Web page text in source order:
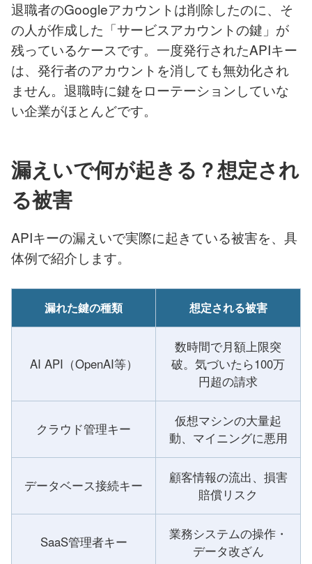
退職者のGoogleアカウントは削除したのに、そ
の人が作成した「サービスアカウントの鍵」が
残っているケースです。一度発行されたAPIキー
は、発行者のアカウントを消しても無効化され
ません。退職時に鍵をローテーションしていな
い企業がほとんどです。
漏えいで何が起きる？想定され
る被害
APIキーの漏えいで実際に起きている被害を、具
体例で紹介します。
漏れた鍵の種類 想定される被害
AI API（OpenAI等）
数時間で月額上限突
破。気づいたら100万
円超の請求
クラウド管理キー
仮想マシンの大量起
動、マイニングに悪用
データベース接続キー
顧客情報の流出、損害
賠償リスク
SaaS管理者キー
業務システムの操作・
データ改ざん